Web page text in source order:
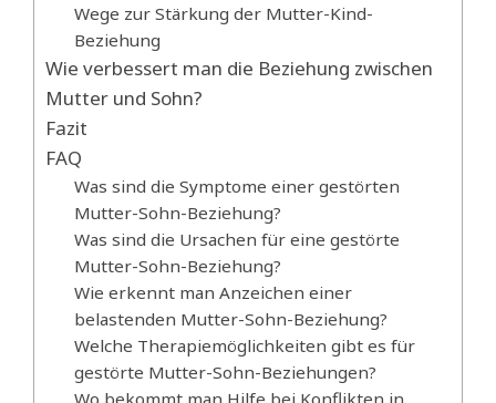
Wege zur Stärkung der Mutter-Kind-
Beziehung
Wie verbessert man die Beziehung zwischen
Mutter und Sohn?
Fazit
FAQ
Was sind die Symptome einer gestörten
Mutter-Sohn-Beziehung?
Was sind die Ursachen für eine gestörte
Mutter-Sohn-Beziehung?
Wie erkennt man Anzeichen einer
belastenden Mutter-Sohn-Beziehung?
Welche Therapiemöglichkeiten gibt es für
gestörte Mutter-Sohn-Beziehungen?
Wo bekommt man Hilfe bei Konflikten in